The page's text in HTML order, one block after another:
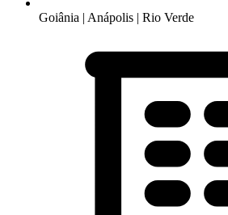
Goiânia | Anápolis | Rio Verde